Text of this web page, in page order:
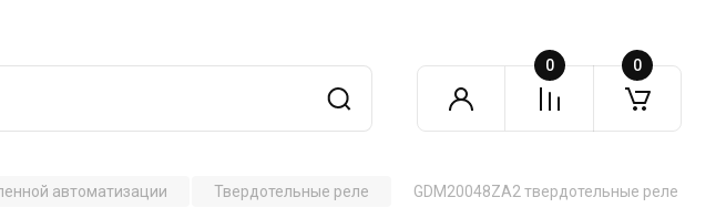
0 0
автоматизации Твердотельные реле GDM20048ZA2 твердотельные реле